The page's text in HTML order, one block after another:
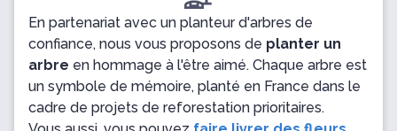
En partenariat avec un planteur d'arbres de
confiance, nous vous proposons de planter un
arbre en hommage à l'être aimé. Chaque arbre est
un symbole de mémoire, planté en France dans le
cadre de projets de reforestation prioritaires.